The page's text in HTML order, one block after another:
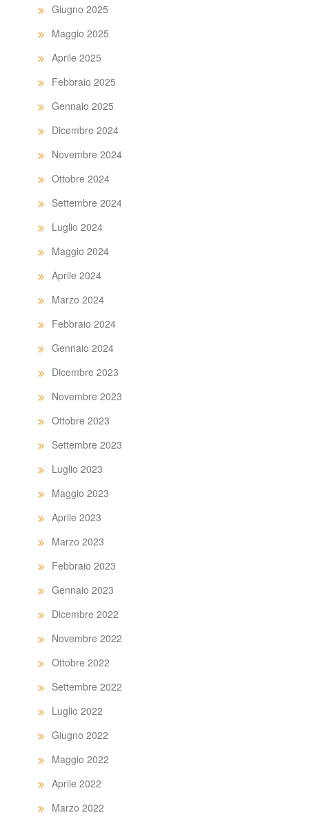
Giugno 2025
Maggio 2025
Aprile 2025
Febbraio 2025
Gennaio 2025
Dicembre 2024
Novembre 2024
Ottobre 2024
Settembre 2024
Luglio 2024
Maggio 2024
Aprile 2024
Marzo 2024
Febbraio 2024
Gennaio 2024
Dicembre 2023
Novembre 2023
Ottobre 2023
Settembre 2023
Luglio 2023
Maggio 2023
Aprile 2023
Marzo 2023
Febbraio 2023
Gennaio 2023
Dicembre 2022
Novembre 2022
Ottobre 2022
Settembre 2022
Luglio 2022
Giugno 2022
Maggio 2022
Aprile 2022
Marzo 2022